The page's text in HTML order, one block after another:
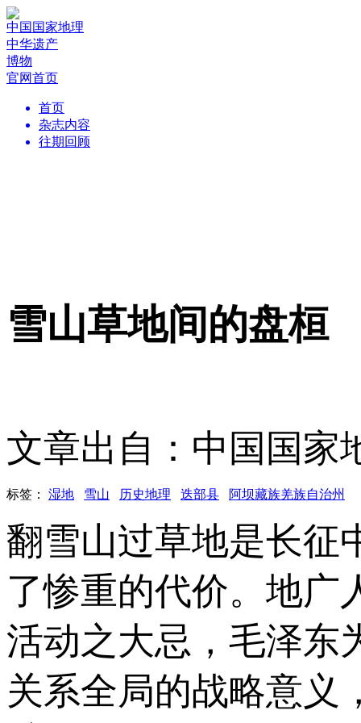
中国国家地理
中华遗产
博物
官网首页
首页
杂志内容
往期回顾
雪山草地间的盘桓
文章出自：中国国家
标签： 湿地 雪山 历史地理 迭部县 阿坝藏族羌族自治州
翻雪山过草地是长征
了惨重的代价。地广
活动之大忌，毛泽东
关系全局的战略意义